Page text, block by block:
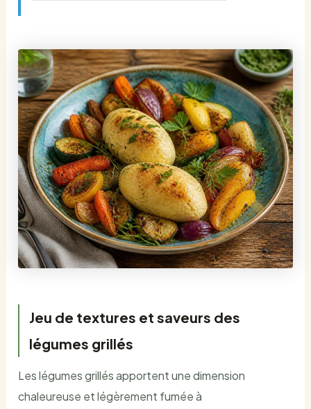
Jeu de textures et saveurs des
légumes grillés
Les légumes grillés apportent une dimension
chaleureuse et légèrement fumée à